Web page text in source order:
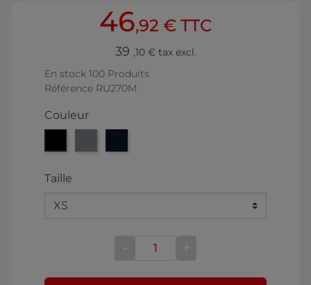
46,92 € TTC
39 ,10 € tax excl.
En stock 100 Produits
Référence RU270M
Couleur
Taille